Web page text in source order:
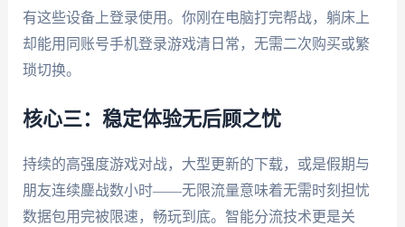
有这些设备上登录使用。你刚在电脑打完帮战，躺床上
却能用同账号手机登录游戏清日常，无需二次购买或繁
琐切换。
核心三：稳定体验无后顾之忧
持续的高强度游戏对战，大型更新的下载，或是假期与
朋友连续鏖战数小时——无限流量意味着无需时刻担忧
数据包用完被限速，畅玩到底。智能分流技术更是关